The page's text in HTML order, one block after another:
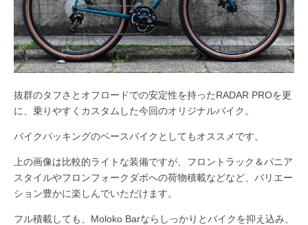
抜群のタフさとオフロードでの安定性を持ったRADAR PROを更
に、乗りやすくカスタムした今回のオリジナルバイク。
バイクパッキングのベースバイクとしてもオススメです。
上の画像は比較的ライトな装備ですが、フロントラック＆パニア
スタイルやフロンフォークダボへの荷物積載などなど、バリエー
ション豊かに楽しんでいただけます。
フル積載しても、Moloko Barならしっかりとバイクを抑え込み、